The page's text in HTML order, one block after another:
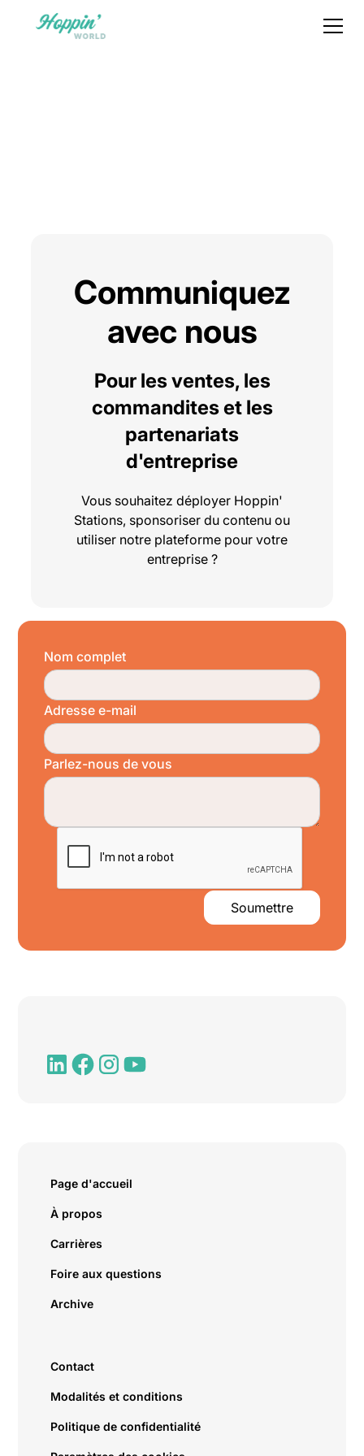
Communiquez
avec nous
Pour les ventes, les
commandites et les
partenariats
d'entreprise
Vous souhaitez déployer Hoppin'
Stations, sponsoriser du contenu ou
utiliser notre plateforme pour votre
entreprise ?
Nom complet
Adresse e-mail
Parlez-nous de vous
Page d'accueil
À propos
Carrières
Foire aux questions
Archive
Contact
Modalités et conditions
Politique de confidentialité